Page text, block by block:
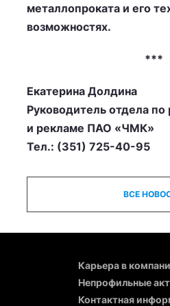
металлопроката и его
возможностях.
***
Екатерина Долдина
Руководитель отдела
и рекламе ПАО «ЧМК»
Тел.: (351) 725-40-95
ВСЕ
Карьера в
Непрофильные
Контактная